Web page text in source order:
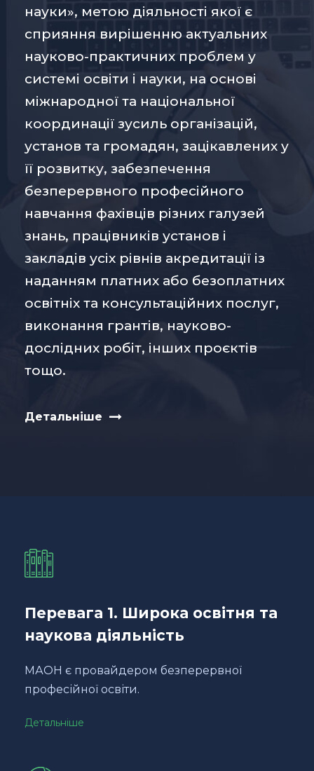
науки», метою діяльності якої є
сприяння вирішенню актуальних
науково-практичних проблем у
системі освіти і науки, на основі
міжнародної та національної
координації зусиль організацій,
установ та громадян, зацікавлених у
її розвитку, забезпечення
безперервного професійного
навчання фахівців різних галузей
знань, працівників установ і
закладів усіх рівнів акредитації із
наданням платних або безоплатних
освітніх та консультаційних послуг,
виконання грантів, науково-
дослідних робіт, інших проєктів
тощо.
Детальніше
Перевага 1. Широка освітня та
наукова діяльність
МАОН є провайдером безперервної
професійної освіти.
Детальніше